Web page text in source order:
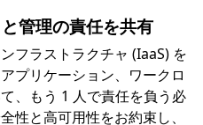
管理の責任を共有
フラストラクチャ (IaaS) を
プリケーション、ワークロ
、もう 1 人で責任を負う必
性と高可用性をお約束し、